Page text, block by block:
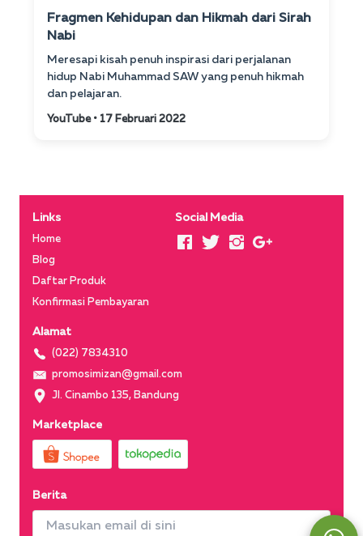
Fragmen Kehidupan dan Hikmah dari Sirah
Nabi
Meresapi kisah penuh inspirasi dari perjalanan
hidup Nabi Muhammad SAW yang penuh hikmah
dan pelajaran.
YouTube • 17 Februari 2022
Links
Home
Blog
Daftar Produk
Konfirmasi Pembayaran
Social Media
Alamat
(022) 7834310
promosimizan@gmail.com
Jl. Cinambo 135, Bandung
Marketplace
Berita